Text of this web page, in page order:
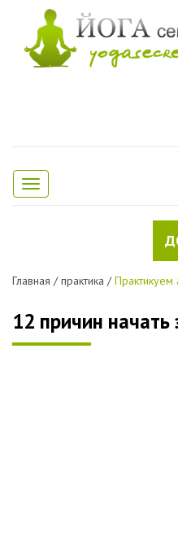
Toggle
navigation
Главная /практика /Практикуем
12 причин начать